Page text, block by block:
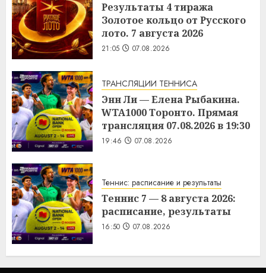
Результаты 4 тиража
Золотое кольцо от Русского
лото. 7 августа 2026
21:05 07.08.2026
ТРАНСЛЯЦИИ ТЕННИСА
Энн Ли — Елена Рыбакина.
WTA1000 Торонто. Прямая
трансляция 07.08.2026 в 19:30
19:46 07.08.2026
Теннис: расписание и результаты
Теннис 7 — 8 августа 2026:
расписание, результаты
16:50 07.08.2026